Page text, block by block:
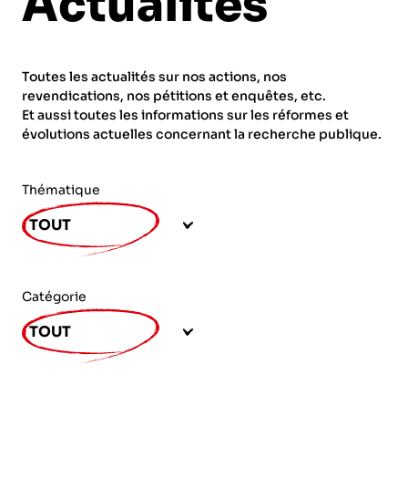
Fonction publique
Actions spécifiques
ORGANISMES
CNRS – Centre national de la recherche
scientifique
INRIA - Institut national de recherche en
INSERM – Institut national de la santé et de la
recherche médicale
développement
INED – Institut national d’études
démographiques
AGENDA
PUBLICATIONS
ADHÉRER
Toutes les actualités sur nos actions, nos
revendications, nos pétitions et enquêtes, etc.
Et aussi toutes les informations sur les réformes et
évolutions actuelles concernant la recherche publique.
Thématique
TOUT
Catégorie
TOUT